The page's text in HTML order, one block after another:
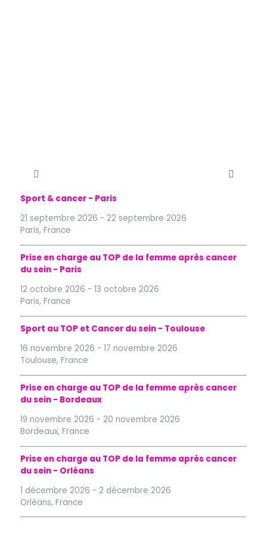
Sport & cancer - Paris
21 septembre 2026 - 22 septembre 2026
Paris, France
Prise en charge au TOP de la femme après cancer
du sein - Paris
12 octobre 2026 - 13 octobre 2026
Paris, France
Sport au TOP et Cancer du sein - Toulouse
16 novembre 2026 - 17 novembre 2026
Toulouse, France
Prise en charge au TOP de la femme après cancer
du sein - Bordeaux
19 novembre 2026 - 20 novembre 2026
Bordeaux, France
Prise en charge au TOP de la femme après cancer
du sein - Orléans
1 décembre 2026 - 2 décembre 2026
Orléans, France